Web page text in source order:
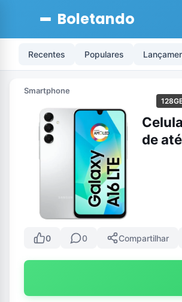
Boletando
Recentes Populares
Smartphone
de
0 0 Compartilhar